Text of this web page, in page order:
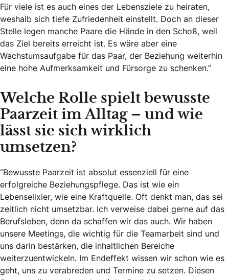
Für viele ist es auch eines der Lebensziele zu heiraten,
weshalb sich tiefe Zufriedenheit einstellt. Doch an dieser
Stelle legen manche Paare die Hände in den Schoß, weil
das Ziel bereits erreicht ist. Es wäre aber eine
Wachstumsaufgabe für das Paar, der Beziehung weiterhin
eine hohe Aufmerksamkeit und Fürsorge zu schenken.”
Welche Rolle spielt bewusste
Paarzeit im Alltag – und wie
lässt sie sich wirklich
umsetzen?
“Bewusste Paarzeit ist absolut essenziell für eine
erfolgreiche Beziehungspflege. Das ist wie ein
Lebenselixier, wie eine Kraftquelle. Oft denkt man, das sei
zeitlich nicht umsetzbar. Ich verweise dabei gerne auf das
Berufsleben, denn da schaffen wir das auch. Wir haben
unsere Meetings, die wichtig für die Teamarbeit sind und
uns darin bestärken, die inhaltlichen Bereiche
weiterzuentwickeln. Im Endeffekt wissen wir schon wie es
geht, uns zu verabreden und Termine zu setzen. Diesen